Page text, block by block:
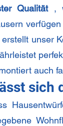
Qualität,
unser
auch
sich